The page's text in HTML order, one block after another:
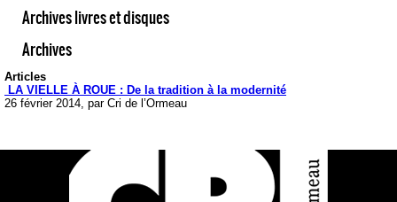
Archives livres et disques
Archives
Articles
LA VIELLE À ROUE : De la tradition à la modernité
26 février 2014, par Cri de l’Ormeau